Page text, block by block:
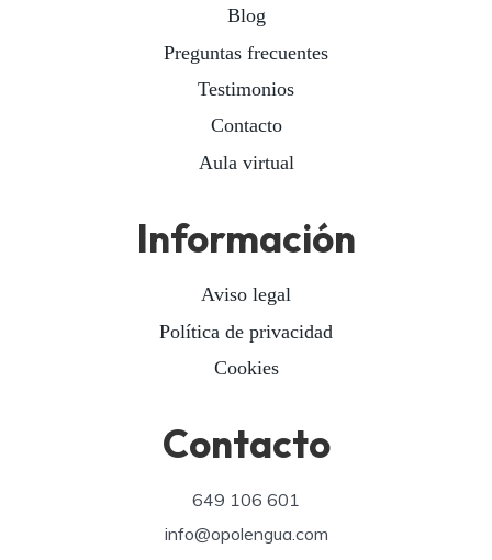
Blog
Preguntas frecuentes
Testimonios
Contacto
Aula virtual
Información
Aviso legal
Política de privacidad
Cookies
Contacto
649 106 601
info@opolengua.com